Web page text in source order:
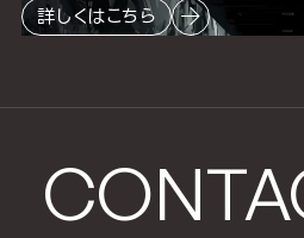
詳しくはこちら